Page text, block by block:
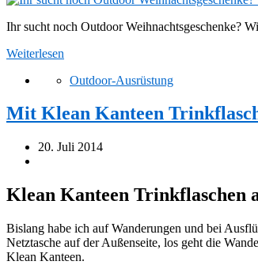
Ihr sucht noch Outdoor Weihnachtsgeschenke?
Weiterlesen
Outdoor-Ausrüstung
Mit Klean Kanteen
20. Juli 2014
Klean Kanteen Trinkflaschen
Bislang habe ich auf Wanderungen und bei
Netztasche auf der Außenseite, los geht die
Klean Kanteen.